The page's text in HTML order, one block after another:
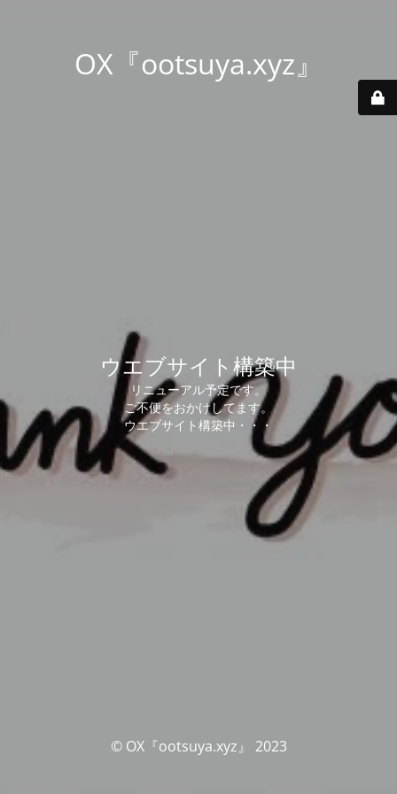
OX『ootsuya.xyz』
ウエブサイト構築中
リニューアル予定です。
ご不便をおかけしてます。
ウエブサイト構築中・・・
© OX『ootsuya.xyz』 2023